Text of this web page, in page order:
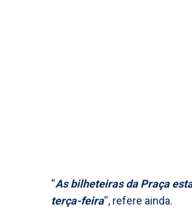
“As bilheteiras da Praça
terça-feira“, refere ainda.